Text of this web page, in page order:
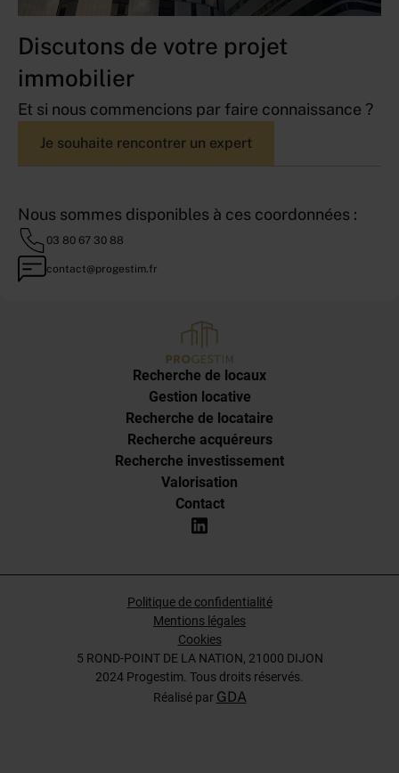
Discutons de votre projet
immobilier
Et si nous commencions par faire connaissance ?
Je souhaite rencontrer un expert
Nous sommes disponibles à ces coordonnées :
03 80 67 30 88
contact@progestim.fr
Recherche de locaux
Gestion locative
Recherche de locataire
Recherche acquéreurs
Recherche investissement
Valorisation
Contact
5 ROND-POINT DE LA NATION, 21000 DIJON
2024 Progestim. Tous droits réservés.
Politique de confidentialité
Mentions légales
Cookies
Réalisé par GDA